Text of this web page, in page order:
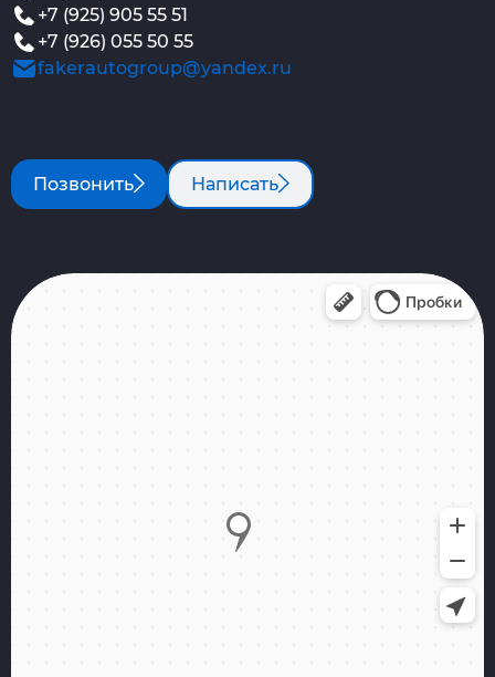
+7 (925) 905 55 51
+7 (926) 055 50 55
fakerautogroup@yandex.ru
Позвонить Написать